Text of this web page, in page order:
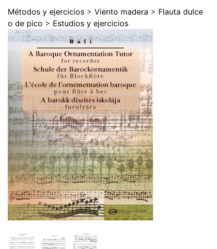
Métodos y ejercicios > Viento madera > Flauta dulce
o de pico > Estudios y ejercicios